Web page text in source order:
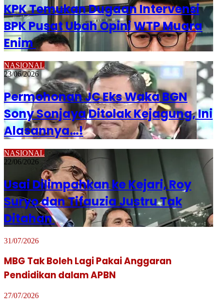
KPK Temukan Dugaan Intervensi
BPK Pusat Ubah Opini WTP Muara
Enim
NASIONAL
23/06/2026
Permohonan JC Eks Waka BGN
Sony Sonjaya Ditolak Kejagung, Ini
Alasannya…!
NASIONAL
22/06/2026
Usai Dilimpahkan ke Kejari, Roy
Suryo dan Tifauzia Justru Tak
Ditahan
31/07/2026
MBG Tak Boleh Lagi Pakai Anggaran
Pendidikan dalam APBN
27/07/2026